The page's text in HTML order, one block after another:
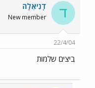
ד דָנִיאֶלָה
New member
22/4/04
ביצים שלמות